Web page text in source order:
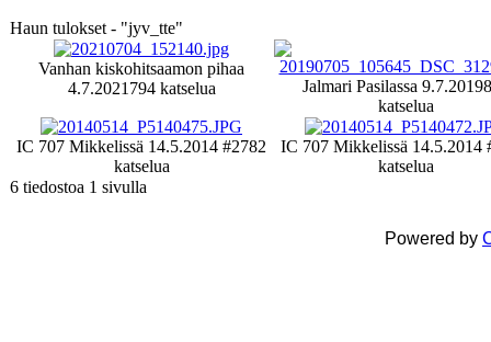
Haun tulokset - "jyv_tte"
Vanhan kiskohitsaamon pihaa
4.7.2021 794 katselua Jalmari Pasilassa 9.7.2019
katselua
IC 707 Mikkelissä 14.5.2014 #2782
katselua
IC 707 Mikkelissä 14.5.2014
katselua
6 tiedostoa 1 sivulla
Powered by